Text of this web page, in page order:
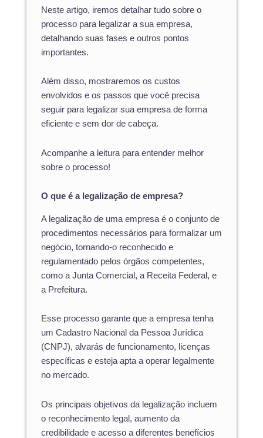
Neste artigo, iremos detalhar tudo sobre o
processo para legalizar a sua empresa,
detalhando suas fases e outros pontos
importantes.
Além disso, mostraremos os custos
envolvidos e os passos que você precisa
seguir para legalizar sua empresa de forma
eficiente e sem dor de cabeça.
Acompanhe a leitura para entender melhor
sobre o processo!
O que é a legalização de empresa?
A legalização de uma empresa é o conjunto de
procedimentos necessários para formalizar um
negócio, tornando-o reconhecido e
regulamentado pelos órgãos competentes,
como a Junta Comercial, a Receita Federal, e
a Prefeitura.
Esse processo garante que a empresa tenha
um Cadastro Nacional da Pessoa Jurídica
(CNPJ), alvarás de funcionamento, licenças
específicas e esteja apta a operar legalmente
no mercado.
Os principais objetivos da legalização incluem
o reconhecimento legal, aumento da
credibilidade e acesso a diferentes benefícios